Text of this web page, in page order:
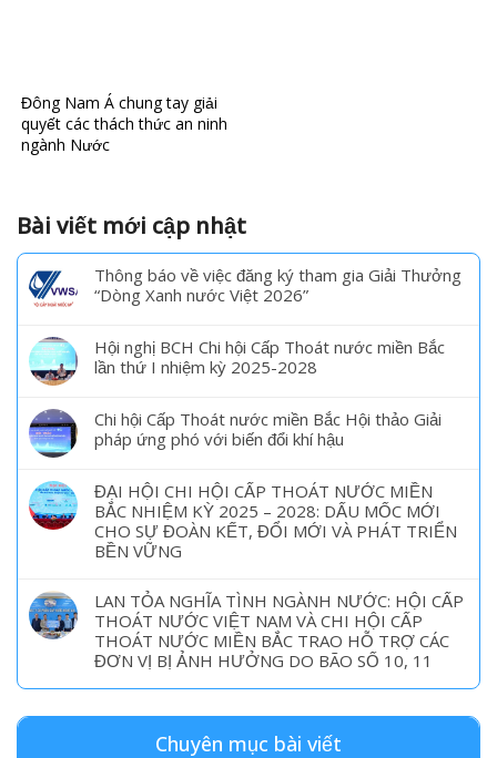
Đông Nam Á chung tay giải
quyết các thách thức an ninh
ngành Nước
Bài viết mới cập nhật
Thông báo về việc đăng ký tham gia Giải Thưởng
“Dòng Xanh nước Việt 2026”
Hội nghị BCH Chi hội Cấp Thoát nước miền Bắc
lần thứ I nhiệm kỳ 2025-2028
Chi hội Cấp Thoát nước miền Bắc Hội thảo Giải
pháp ứng phó với biến đổi khí hậu
ĐẠI HỘI CHI HỘI CẤP THOÁT NƯỚC MIỀN
BẮC NHIỆM KỲ 2025 – 2028: DẤU MỐC MỚI
CHO SỰ ĐOÀN KẾT, ĐỔI MỚI VÀ PHÁT TRIỂN
BỀN VỮNG
LAN TỎA NGHĨA TÌNH NGÀNH NƯỚC: HỘI CẤP
THOÁT NƯỚC VIỆT NAM VÀ CHI HỘI CẤP
THOÁT NƯỚC MIỀN BẮC TRAO HỖ TRỢ CÁC
ĐƠN VỊ BỊ ẢNH HƯỞNG DO BÃO SỐ 10, 11
Chuyên mục bài viết